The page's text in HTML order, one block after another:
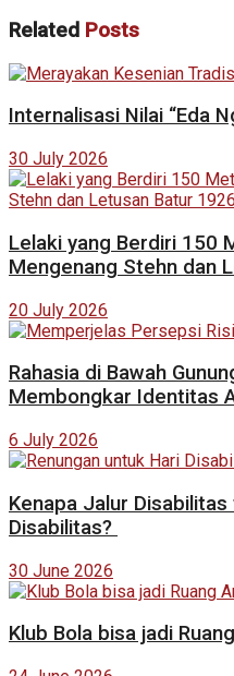
Related Posts
Internalisasi Nilai “Eda
30 July 2026
Lelaki yang Berdiri 150
Mengenang Stehn dan
20 July 2026
Rahasia di Bawah
Membongkar Identitas
6 July 2026
Kenapa Jalur
Disabilitas?
30 June 2026
Klub Bola bisa jadi